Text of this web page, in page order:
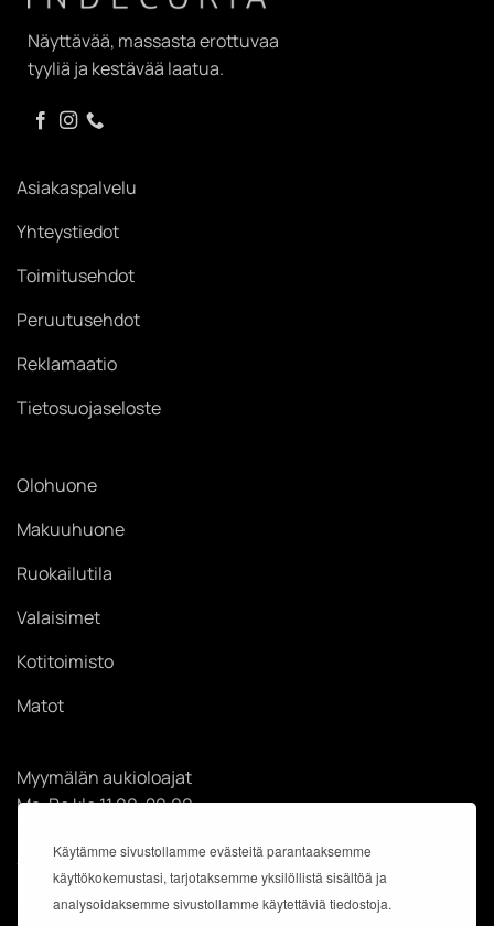
Käytämme sivustollamme evästeitä parantaaksemme
käyttökokemustasi, tarjotaksemme yksilöllistä sisältöä ja
analysoidaksemme sivustollamme käytettäviä tiedostoja.
Näyttävää, massasta erottuvaa
tyyliä ja kestävää laatua.
Asiakaspalvelu
Yhteystiedot
Toimitusehdot
Peruutusehdot
Reklamaatio
Tietosuojaseloste
Olohuone
Makuuhuone
Ruokailutila
Valaisimet
Kotitoimisto
Matot
Myymälän aukioloajat
Ma-Pe klo 11.00-20.00
Su klo 12.00-18.00
Käyntiosoite: Kauppakeskus Easton